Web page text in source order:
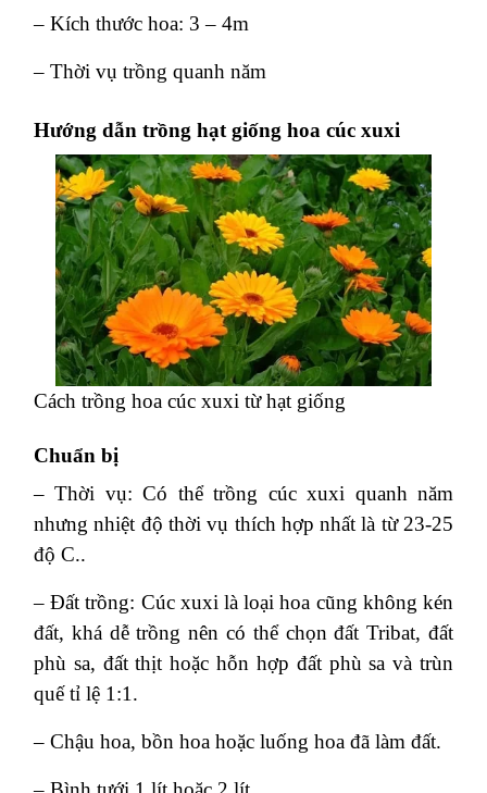
– Kích thước hoa: 3 – 4m
– Thời vụ trồng quanh năm
Hướng dẫn trồng hạt giống hoa cúc xuxi
Cách trồng hoa cúc xuxi từ hạt giống
Chuẩn bị
– Thời vụ: Có thể trồng cúc xuxi quanh năm
nhưng nhiệt độ thời vụ thích hợp nhất là từ 23-25
độ C..
– Đất trồng: Cúc xuxi là loại hoa cũng không kén
đất, khá dễ trồng nên có thể chọn đất Tribat, đất
phù sa, đất thịt hoặc hỗn hợp đất phù sa và trùn
quế tỉ lệ 1:1.
– Chậu hoa, bồn hoa hoặc luống hoa đã làm đất.